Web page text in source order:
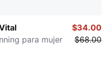
para mujer
$34.00
$68.00